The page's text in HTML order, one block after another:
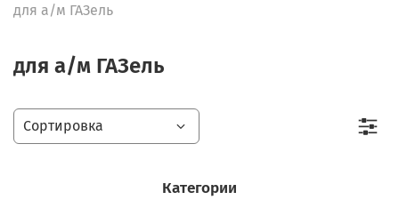
для а/м ГАЗель
для а/м ГАЗель
Категории